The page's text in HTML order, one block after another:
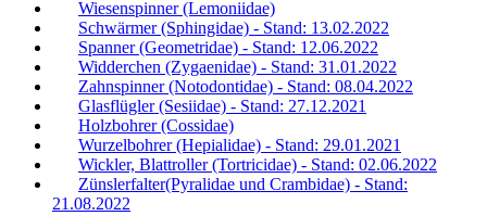
Wiesenspinner (Lemoniidae)
Schwärmer (Sphingidae) - Stand: 13.02.2022
Spanner (Geometridae) - Stand: 12.06.2022
Widderchen (Zygaenidae) - Stand: 31.01.2022
Zahnspinner (Notodontidae) - Stand: 08.04.2022
Glasflügler (Sesiidae) - Stand: 27.12.2021
Holzbohrer (Cossidae)
Wurzelbohrer (Hepialidae) - Stand: 29.01.2021
Wickler, Blattroller (Tortricidae) - Stand: 02.06.2022
Zünslerfalter(Pyralidae und Crambidae) - Stand:
21.08.2022